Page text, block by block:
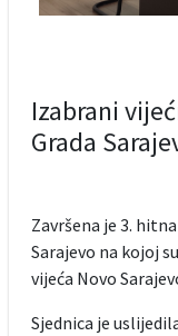
Izabrani
Grada
Završena je 3.
Sarajevo na kojoj
vijeća Novo
Sjednica je